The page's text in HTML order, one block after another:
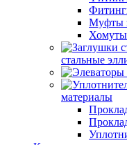
Муфты
стальные
материалы